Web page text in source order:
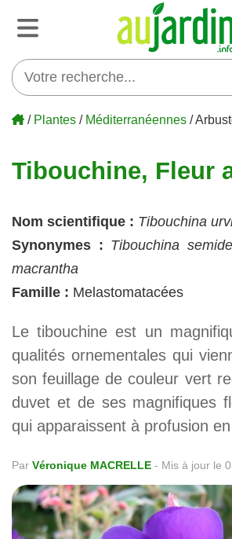
/ Plantes / Méditerranéennes /
Tibouchine, Fleur
Nom scientifique : Tibouchina
Synonymes : Tibouchina
macrantha
Famille : Melastomatacées
Le tibouchine est un
qualités ornementales qui
son feuillage de couleur vert
duvet et de ses magnifiques
qui apparaissent à profusion
Par Véronique MACRELLE - Mis à jour le